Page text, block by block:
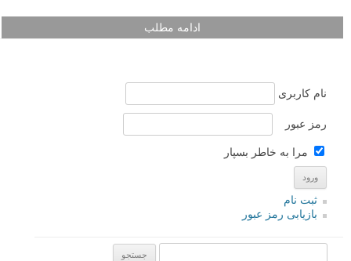
ادامه مطلب
نام کاربری
رمز عبور
مرا به خاطر بسپار
ثبت نام
بازیابی رمز عبور